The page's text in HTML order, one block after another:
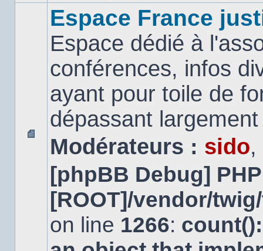
Aucun
message
non
Espace France
Espace dédié à
conférences, infos
ayant pour toile de
dépassant
Modérateurs : sido,
[phpBB Debug]
[ROOT]/vendor/
on line 1266: